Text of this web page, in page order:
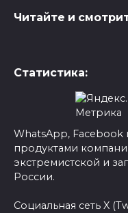
Читайте и
Статистика:
WhatsApp, Facebook
продуктами
экстремистской и
России.
Социальная сеть X